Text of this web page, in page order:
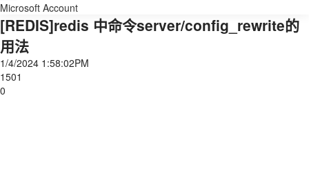
Microsoft Account
[REDIS]redis 中命令server/config_rewrite的
用法
1/4/2024 1:58:02PM
1501
0